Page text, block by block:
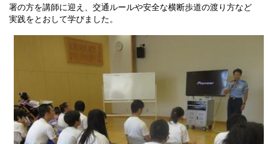
署の方を講師に迎え、交通ルールや安全な横断歩道の渡り方など
実践をとおして学びました。